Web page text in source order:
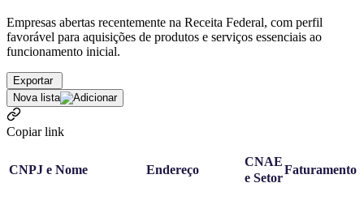
Empresas abertas recentemente na Receita Federal, com perfil
favorável para aquisições de produtos e serviços essenciais ao
funcionamento inicial.
Exportar
Nova lista
Copiar link
CNPJ e Nome Endereço
CNAE
e Setor
Faturamento